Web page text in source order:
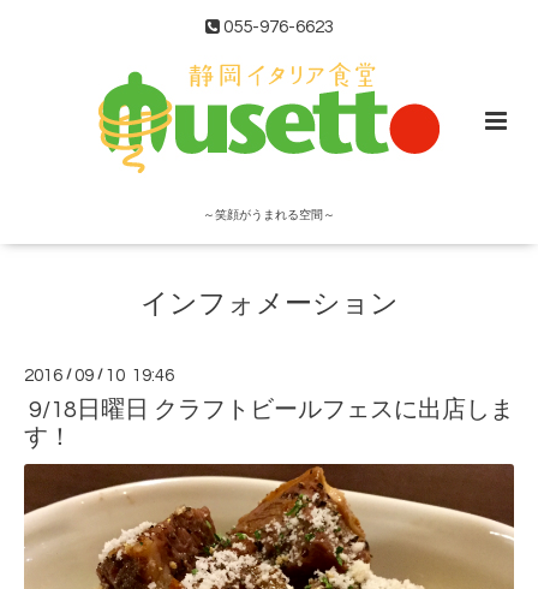
055-976-6623
～笑顔がうまれる空間～
インフォメーション
2016 /09 / 10 19:46
9/18日曜日 クラフトビールフェスに出店しま
す！